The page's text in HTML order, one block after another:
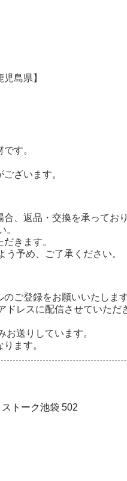
島県】
す。
ざいます。
、返品・交換を承っており
。
きます。
予め、ご了承ください。
ご登録をお願いいたします
レスに配信させていただ
お送りしています。
ます。
トーク池袋 502